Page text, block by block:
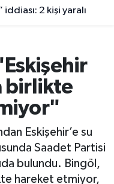
2 kişi yaralı
birlikte
Eskişehir’e su
Saadet Partisi
bulundu. Bingöl,
hareket etmiyor,
ve Fikstür